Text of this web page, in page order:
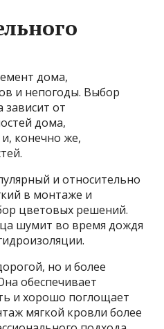
дома,
и непогоды. Выбор
зависит от
дома,
конечно же,
и относительно
в монтаже и
цветовых решений.
шумит во время дождя
но и более
обеспечивает
и хорошо поглощает
мягкой кровли более